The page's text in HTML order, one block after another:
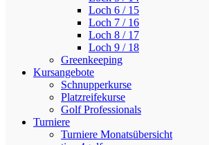
Loch 6 / 15
Loch 7 / 16
Loch 8 / 17
Loch 9 / 18
Greenkeeping
Kursangebote
Schnupperkurse
Platzreifekurse
Golf Professionals
Turniere
Turniere Monatsübersicht